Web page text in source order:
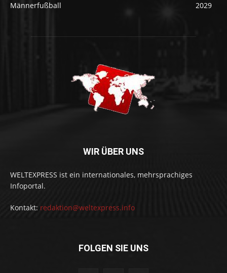
Männerfußball
2029
WIR ÜBER UNS
WELTEXPRESS ist ein internationales, mehrsprachiges
Infoportal.
Kontakt: redaktion@weltexpress.info
FOLGEN SIE UNS